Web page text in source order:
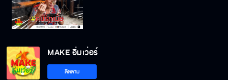
MAKE อิ่มเว่อร์
ติดตาม